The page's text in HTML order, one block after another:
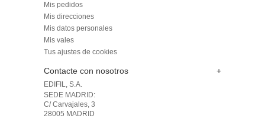
Mis pedidos
Mis direcciones
Mis datos personales
Mis vales
Tus ajustes de cookies
Contacte con nosotros +
EDIFIL, S.A.
SEDE MADRID:
C/ Carvajales, 3
28005 MADRID